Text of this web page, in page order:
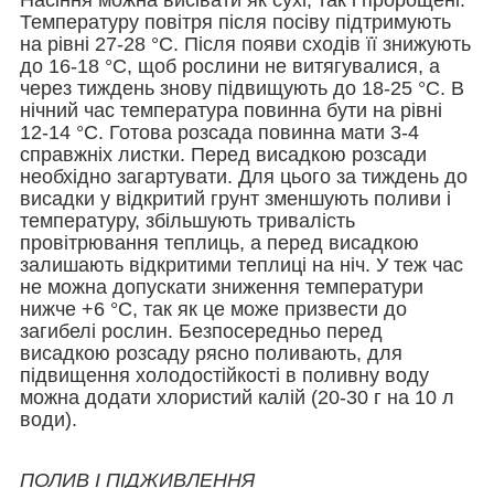
Температуру повітря після посіву підтримують
на рівні 27-28 °С. Після появи сходів її знижують
до 16-18 °С, щоб рослини не витягувалися, а
через тиждень знову підвищують до 18-25 °С. В
нічний час температура повинна бути на рівні
12-14 °С. Готова розсада повинна мати 3-4
справжніх листки. Перед висадкою розсади
необхідно загартувати. Для цього за тиждень до
висадки у відкритий грунт зменшують поливи і
температуру, збільшують тривалість
провітрювання теплиць, а перед висадкою
залишають відкритими теплиці на ніч. У теж час
не можна допускати зниження температури
нижче +6 °С, так як це може призвести до
загибелі рослин. Безпосередньо перед
висадкою розсаду рясно поливають, для
підвищення холодостійкості в поливну воду
можна додати хлористий калій (20-30 г на 10 л
води).
ПОЛИВ І ПІДЖИВЛЕННЯ